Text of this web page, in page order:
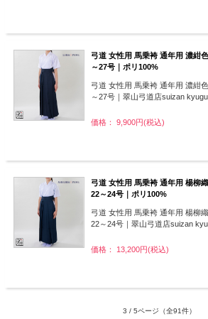
弓道 女性用 馬乗袴 通年用 濃紺
～27号｜ポリ100%
弓道 女性用 馬乗袴 通年用 濃紺
～27号｜翠山弓道店suizan kyugu
価格： 9,900円(税込)
弓道 女性用 馬乗袴 通年用 楊柳
22～24号｜ポリ100%
弓道 女性用 馬乗袴 通年用 楊柳
22～24号｜翠山弓道店suizan
価格： 13,200円(税込)
3 / 5ページ （全91件）